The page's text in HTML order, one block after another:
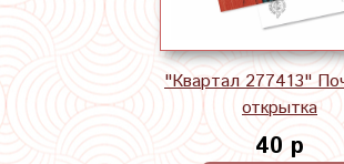
"Квартал 277413"
открытка
40 р